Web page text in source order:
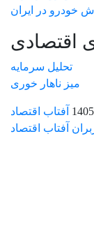
در ایران
تحلیل سرمایه
میز ناهار خوری
آفتاب اقتصاد
آفتاب اقتصاد